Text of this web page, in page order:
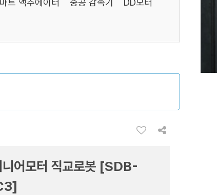
트 액추에이터 중공 감속기
DD모터
니어모터 직교로봇 [SDB-